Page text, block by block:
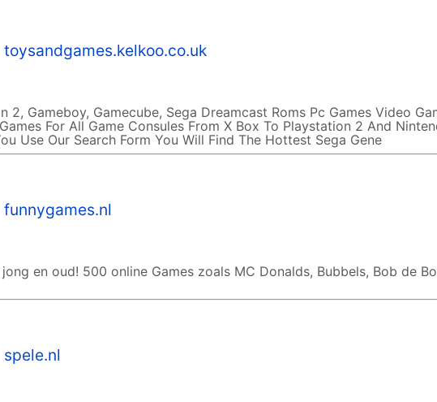
toysandgames.kelkoo.co.uk
2, Gameboy, Gamecube, Sega Dreamcast Roms Pc Games Video
For All Game Consules From X Box To Playstation 2 And
Use Our Search Form You Will Find The Hottest Sega Gene
funnygames.nl
en oud! 500 online Games zoals MC Donalds, Bubbels, Bob de
spele.nl